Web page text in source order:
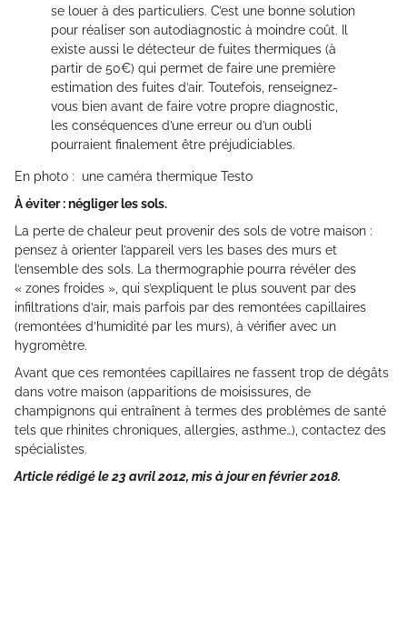
se louer à des particuliers. C’est une bonne solution
pour réaliser son autodiagnostic à moindre coût. Il
existe aussi le détecteur de fuites thermiques (à
partir de 50€) qui permet de faire une première
estimation des fuites d’air. Toutefois, renseignez-
vous bien avant de faire votre propre diagnostic,
les conséquences d’une erreur ou d’un oubli
pourraient finalement être préjudiciables.
En photo : une caméra thermique Testo
À éviter : négliger les sols.
La perte de chaleur peut provenir des sols de votre maison :
pensez à orienter l’appareil vers les bases des murs et
l’ensemble des sols. La thermographie pourra révéler des
« zones froides », qui s’expliquent le plus souvent par des
infiltrations d’air, mais parfois par des remontées capillaires
(remontées d’humidité par les murs), à vérifier avec un
hygromètre.
Avant que ces remontées capillaires ne fassent trop de dégâts
dans votre maison (apparitions de moisissures, de
champignons qui entraînent à termes des problèmes de santé
tels que rhinites chroniques, allergies, asthme…), contactez des
spécialistes.
Article rédigé le 23 avril 2012, mis à jour en février 2018.